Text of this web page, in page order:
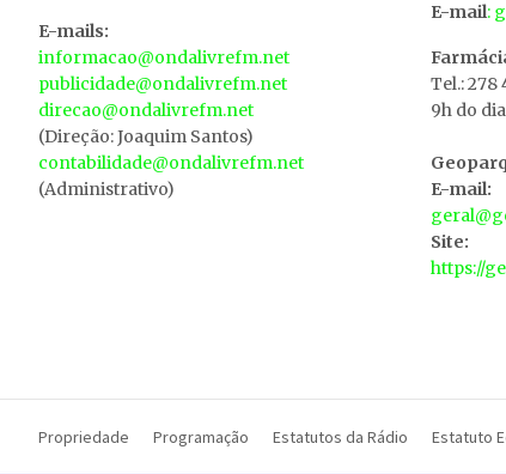
E-mails:
informacao@ondalivrefm.net
publicidade@ondalivrefm.net
direcao@ondalivrefm.net
(Direção: Joaquim Santos)
contabilidade@ondalivrefm.net
(Administrativo)
E-mail:
Tel.: 278
9h do
E-mail:
Site:
https://
Propriedade Programação Estatutos da Rádio Estatuto